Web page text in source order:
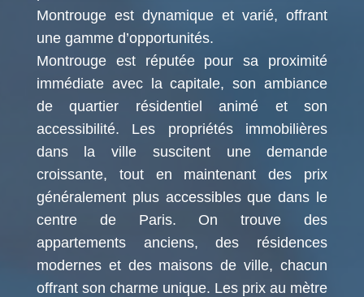
Montrouge est dynamique et varié, offrant
une gamme d’opportunités.
Montrouge est réputée pour sa proximité
immédiate avec la capitale, son ambiance
de quartier résidentiel animé et son
accessibilité. Les propriétés immobilières
dans la ville suscitent une demande
croissante, tout en maintenant des prix
généralement plus accessibles que dans le
centre de Paris. On trouve des
appartements anciens, des résidences
modernes et des maisons de ville, chacun
offrant son charme unique. Les prix au mètre